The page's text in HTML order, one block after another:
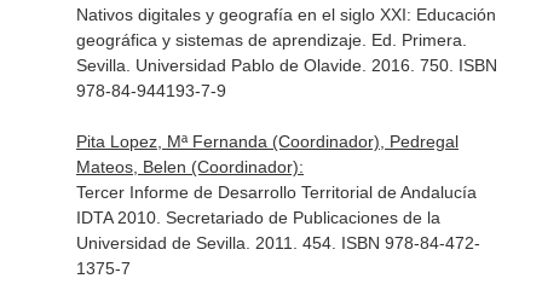
Nativos digitales y geografía en el siglo XXI: Educación
geográfica y sistemas de aprendizaje. Ed. Primera.
Sevilla. Universidad Pablo de Olavide. 2016. 750. ISBN
978-84-944193-7-9
Pita Lopez, Mª Fernanda (Coordinador), Pedregal
Mateos, Belen (Coordinador):
Tercer Informe de Desarrollo Territorial de Andalucía
IDTA 2010. Secretariado de Publicaciones de la
Universidad de Sevilla. 2011. 454. ISBN 978-84-472-
1375-7